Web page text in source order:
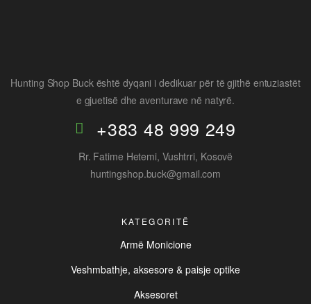
Hunting Shop Buck është dyqani i dedikuar për të gjithë entuziastët
e gjuetisë dhe aventurave në natyrë.
+383 48 999 249
Rr. Fatime Hetemi, Vushtrri, Kosovë
huntingshop.buck@gmail.com
KATEGORITË
Armë Monicione
Veshmbathje, aksesore & paisje optike
Aksesoret